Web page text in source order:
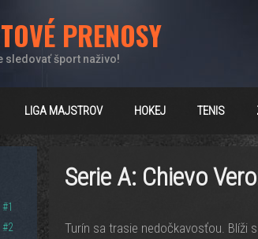
PRENOSY
sledovať šport naživo!
LIGA MAJSTROV HOKEJ TENIS
Serie A: Chievo
Turín sa trasie nedočkavosťou. Blíži
#2